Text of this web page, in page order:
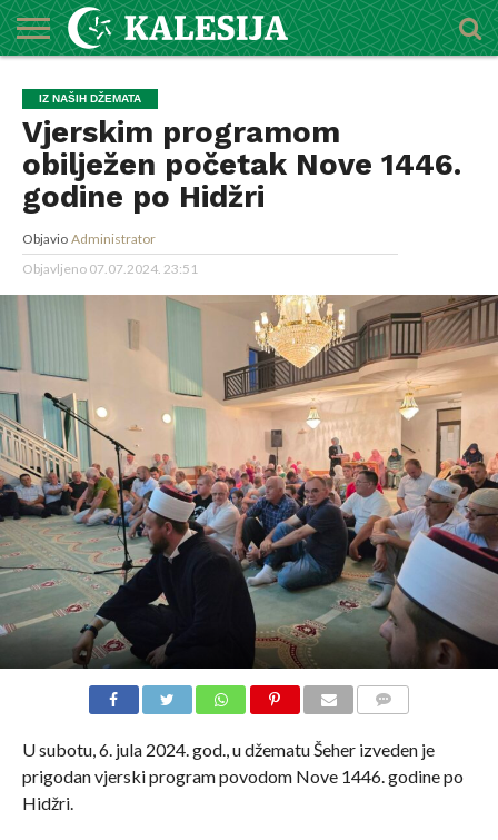
O
MEDŽLISU
DŽEMATI
IMAMI
MEKTEBSKI
CENTAR
VIJESTI
HUTBE
NAJAVE
KALENDAR
KONTAKT
IZ NAŠIH DŽEMATA
Vjerskim programom
obilježen početak Nove 1446.
godine po Hidžri
Objavio Administrator
Objavljeno 07.07.2024. 23:51
U subotu, 6. jula 2024. god., u džematu Šeher izveden je
prigodan vjerski program povodom Nove 1446. godine po
Hidžri.